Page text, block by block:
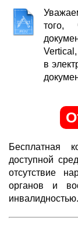
того,
в
Бесплатная
доступной
отсутствие
органов и
инвалидностью.